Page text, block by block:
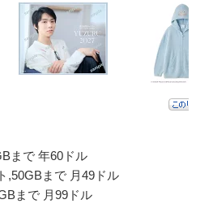
まで 年60ドル
,50GBまで 月49ドル
まで 月99ドル